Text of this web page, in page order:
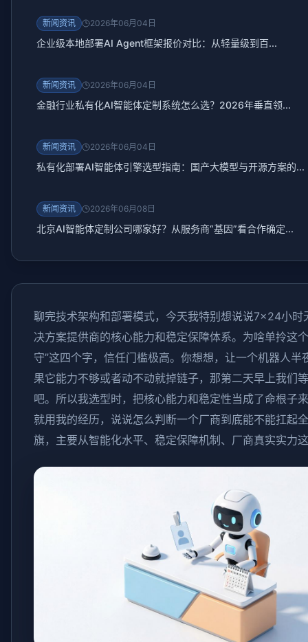
新闻资讯 2026年06月04日
企业级本地部署AI Agent框架报价对比：从轻量级到百...
新闻资讯 2026年06月04日
金融行业私有化AI智能体定制系统怎么选？2026年垂直领...
新闻资讯 2026年06月04日
私有化部署AI智能体引擎选型指南：国产大模型与开源方案的...
新闻资讯 2026年06月08日
北京AI智能体定制公司哪家好？从服务商“基因”看合作确定...
聊完技术架构和部署模式，今天我特别想说说7×24小时
决方案提供商的核心能力和稳定保障体系。为啥单拎这
守”这四个字，信任门槛极高。你想想，让一个机器人半
果它能力不够或者动不动就掉链子，那第二天早上我们
吧。所以我选型时，把核心能力和稳定性当成了命根子
就用我的经历，说说怎么判断一个厂商到底能不能扛起
旗，主要从智能化水平、稳定保障机制、厂商真实实力